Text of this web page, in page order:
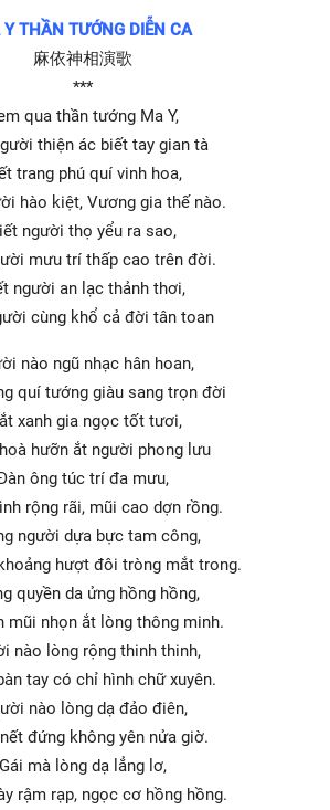
Y THẦN TƯỚNG DIỄN CA
麻依神相演歌
***
qua thần tướng Ma Y,
thiện ác biết tay gian tà
trang phú quí vinh hoa,
hào kiệt, Vương gia thế nào.
người thọ yểu ra sao,
mưu trí thấp cao trên đời.
người an lạc thảnh thơi,
cùng khổ cả đời tân toan
nào ngũ nhạc hân hoan,
quí tướng giàu sang trọn đời
xanh gia ngọc tốt tươi,
hưỡn ắt người phong lưu
ông túc trí đa mưu,
rộng rãi, mũi cao dợn rồng.
người dựa bực tam công,
hượt đôi tròng mắt trong.
quyền da ửng hồng hồng,
mũi nhọn ắt lòng thông minh.
nào lòng rộng thinh thinh,
tay có chỉ hình chữ xuyên.
nào lòng dạ đảo điên,
đứng không yên nửa giờ.
Gái mà lòng dạ lẳng lơ,
rậm rạp, ngọc cơ hồng hồng.